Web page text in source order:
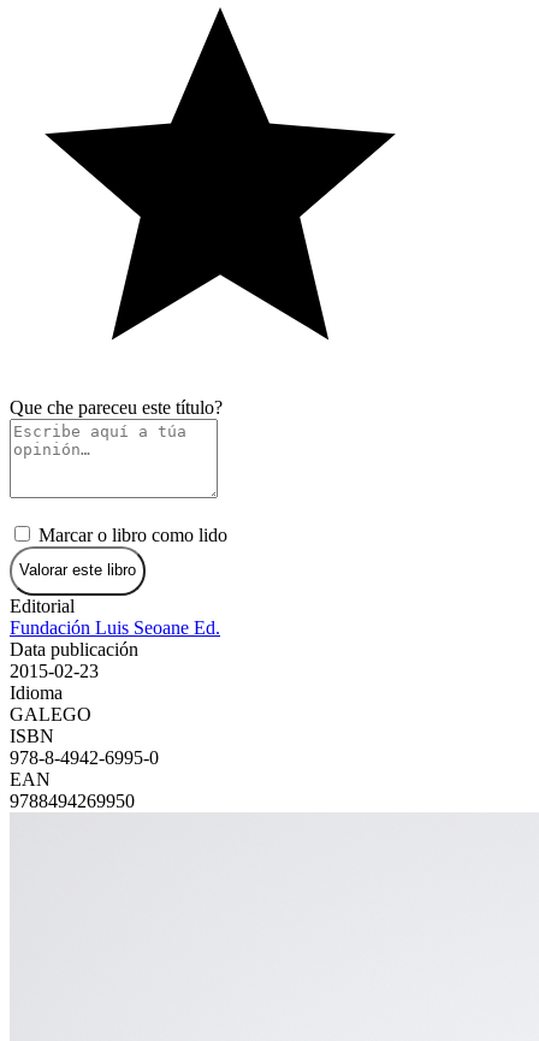
Que che pareceu este título?
Marcar o libro como lido
Valorar este libro
Editorial
Fundación Luis Seoane Ed.
Data publicación
2015-02-23
Idioma
GALEGO
ISBN
978-8-4942-6995-0
EAN
9788494269950